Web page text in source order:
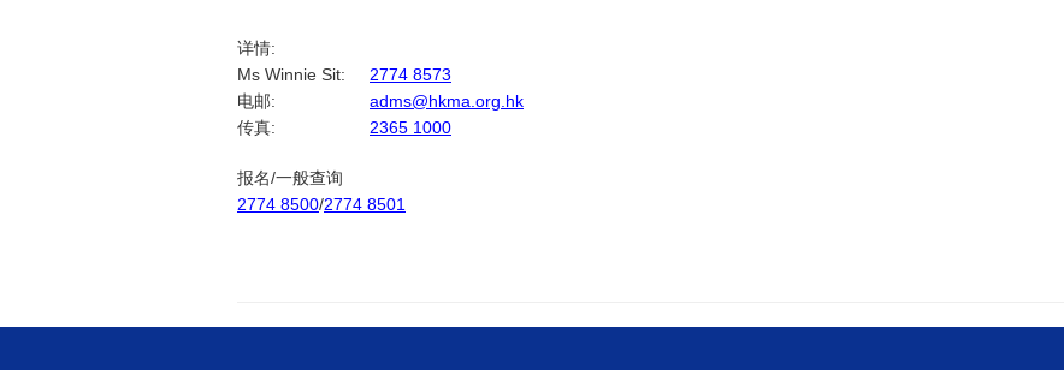
详情:
Ms Winnie Sit:
2774 8573
电邮:
adms@hkma.org.hk
传真:
2365 1000
报名/一般查询
2774 8500/2774 8501